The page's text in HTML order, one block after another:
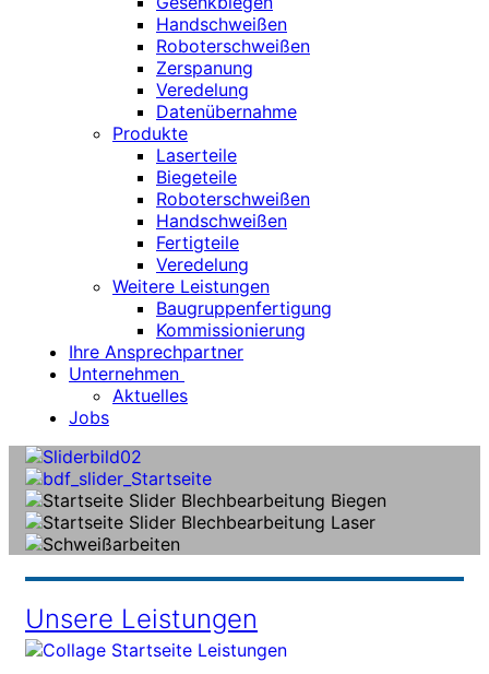
Handschweißen
Roboterschweißen
Zerspanung
Veredelung
Datenübernahme
Produkte
Laserteile
Biegeteile
Roboterschweißen
Handschweißen
Fertigteile
Veredelung
Weitere Leistungen
Baugruppenfertigung
Kommissionierung
Ihre Ansprechpartner
Unternehmen
Aktuelles
Jobs
Unsere Leistungen